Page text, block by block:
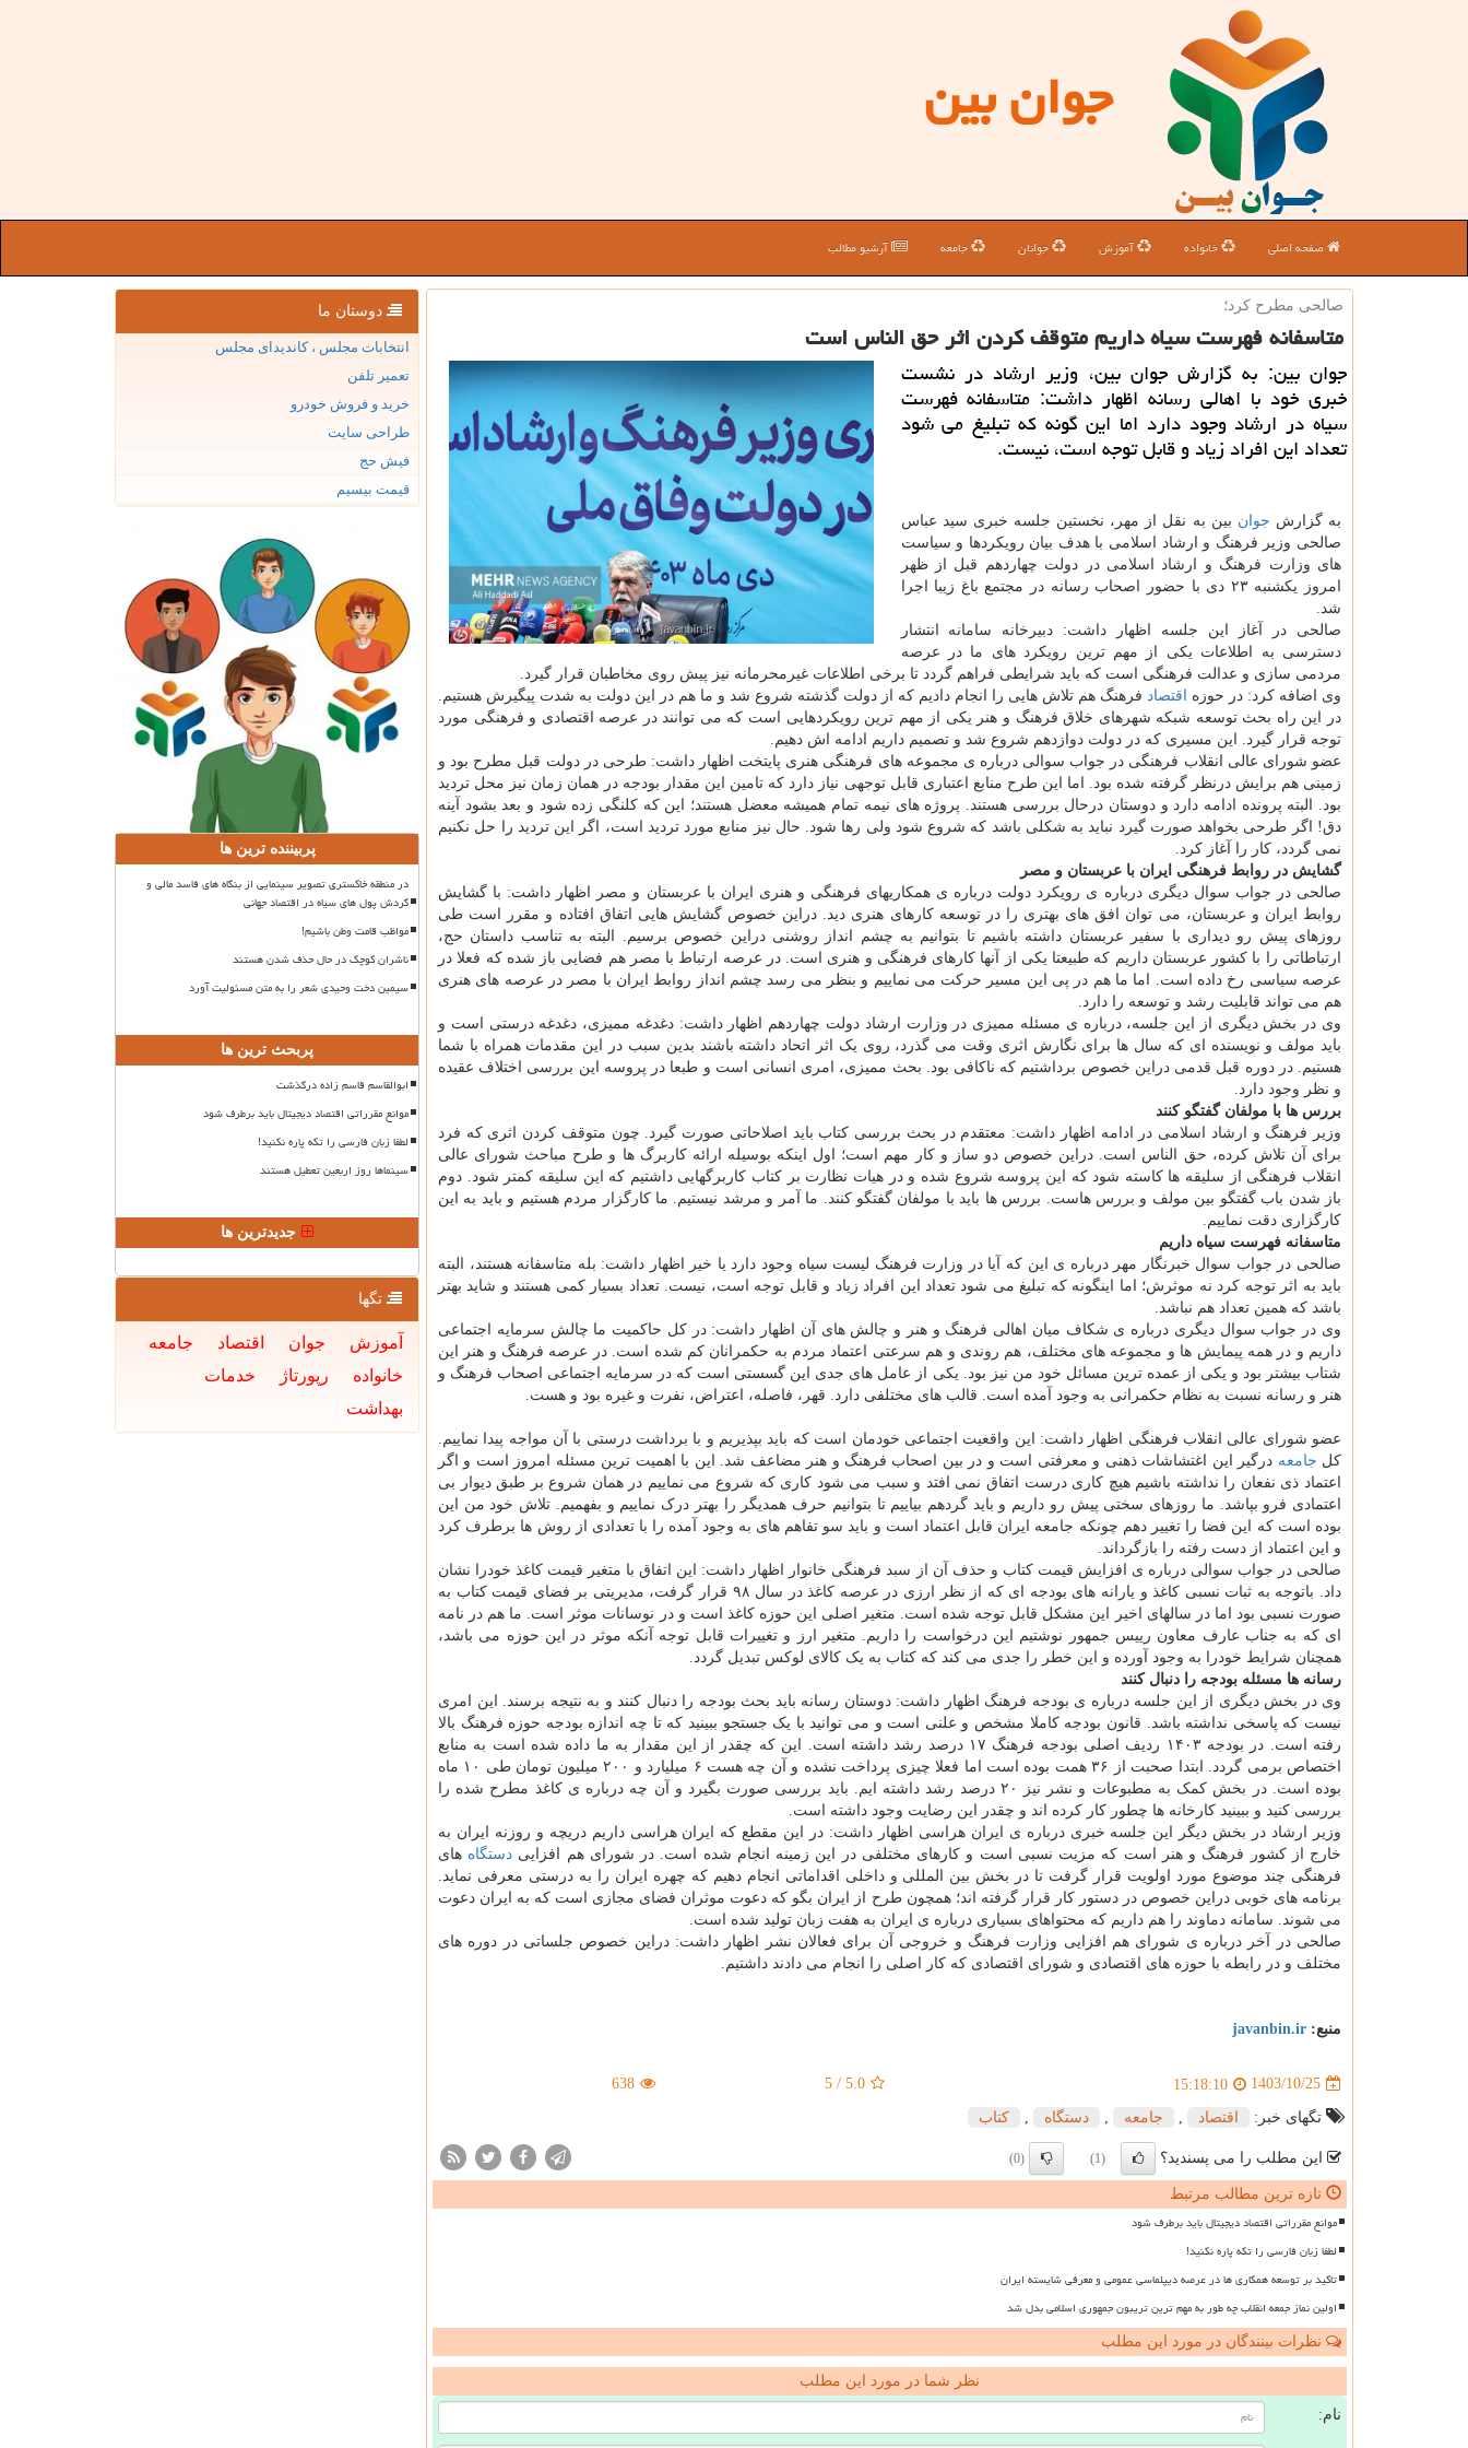
جوان بین
صفحه اصلی خانواده آموزش جوانان جامعه آرشیو مطالب
صالحی مطرح كرد؛
متاسفانه فهرست سیاه داریم متوقف کردن اثر حق الناس است
جوان بین: به گزارش جوان بین، وزیر ارشاد در نشست
خبری خود با اهالی رسانه اظهار داشت: متاسفانه فهرست
سیاه در ارشاد وجود دارد اما این گونه که تبلیغ می شود
تعداد این افراد زیاد و قابل توجه است، نیست.
به گزارش جوان بین به نقل از مهر، نخستین جلسه خبری سید عباس
صالحی وزیر فرهنگ و ارشاد اسلامی با هدف بیان رویکردها و سیاست
های وزارت فرهنگ و ارشاد اسلامی در دولت چهاردهم قبل از ظهر
امروز یکشنبه ۲۳ دی با حضور اصحاب رسانه در مجتمع باغ زیبا اجرا
شد.
صالحی در آغاز این جلسه اظهار داشت: دبیرخانه سامانه انتشار
دسترسی به اطلاعات یکی از مهم ترین رویکرد های ما در عرصه
مردمی سازی و عدالت فرهنگی است که باید شرایطی فراهم گردد تا برخی اطلاعات غیرمحرمانه نیز پیش روی مخاطبان قرار گیرد.
وی اضافه کرد: در حوزه
اقتصاد فرهنگ هم تلاش هایی را انجام دادیم که از دولت گذشته شروع شد و ما هم در این دولت به شدت پیگیرش هستیم.
در این راه بحث توسعه شبکه شهرهای خلاق فرهنگ و هنر یکی از مهم ترین رویکردهایی است که می توانند در عرصه اقتصادی و فرهنگی مورد
توجه قرار گیرد. این مسیری که در دولت دوازدهم شروع شد و تصمیم داریم ادامه اش دهیم.
عضو شورای عالی انقلاب فرهنگی در جواب سوالی درباره ی مجموعه های فرهنگی هنری پایتخت اظهار داشت: طرحی در دولت قبل مطرح بود و
زمینی هم برایش درنظر گرفته شده بود. اما این طرح منابع اعتباری قابل توجهی نیاز دارد که تامین این مقدار بودجه در همان زمان نیز محل تردید
بود. البته پرونده ادامه دارد و دوستان درحال بررسی هستند. پروژه های نیمه تمام همیشه معضل هستند؛ این که کلنگی زده شود و بعد بشود آینه
دق! اگر طرحی بخواهد صورت گیرد نباید به شکلی باشد که شروع شود ولی رها شود. حال نیز منابع مورد تردید است، اگر این تردید را حل نکنیم
نمی گردد، کار را آغاز کرد.
گشایش در روابط فرهنگی ایران با عربستان و مصر
صالحی در جواب سوال دیگری درباره ی رویکرد دولت درباره ی همکاریهای فرهنگی و هنری ایران با عربستان و مصر اظهار داشت: با گشایش
روابط ایران و عربستان، می توان افق های بهتری را در توسعه کارهای هنری دید. دراین خصوص گشایش هایی اتفاق افتاده و مقرر است طی
روزهای پیش رو دیداری با سفیر عربستان داشته باشیم تا بتوانیم به چشم انداز روشنی دراین خصوص برسیم. البته به تناسب داستان حج،
ارتباطاتی را با کشور عربستان داریم که طبیعتا یکی از آنها کارهای فرهنگی و هنری است. در عرصه ارتباط با مصر هم فضایی باز شده که فعلا در
عرصه سیاسی رخ داده است. اما ما هم در پی این مسیر حرکت می نماییم و بنظر می رسد چشم انداز روابط ایران با مصر در عرصه های هنری
هم می تواند قابلیت رشد و توسعه را دارد.
وی در بخش دیگری از این جلسه، درباره ی مسئله ممیزی در وزارت ارشاد دولت چهاردهم اظهار داشت: دغدغه ممیزی، دغدغه درستی است و
باید مولف و نویسنده ای که سال ها برای نگارش اثری وقت می گذرد، روی یک اثر اتحاد داشته باشند بدین سبب در این مقدمات همراه با شما
هستیم. در دوره قبل قدمی دراین خصوص برداشتیم که ناکافی بود. بحث ممیزی، امری انسانی است و طبعا در پروسه این بررسی اختلاف عقیده
و نظر وجود دارد.
بررس ها با مولفان گفتگو کنند
وزیر فرهنگ و ارشاد اسلامی در ادامه اظهار داشت: معتقدم در بحث بررسی کتاب باید اصلاحاتی صورت گیرد. چون متوقف کردن اثری که فرد
برای آن تلاش کرده، حق الناس است. دراین خصوص دو ساز و کار مهم است؛ اول اینکه بوسیله ارائه کاربرگ ها و طرح مباحث شورای عالی
انقلاب فرهنگی از سلیقه ها کاسته شود که این پروسه شروع شده و در هیات نظارت بر کتاب کاربرگهایی داشتیم که این سلیقه کمتر شود. دوم
باز شدن باب گفتگو بین مولف و بررس هاست. بررس ها باید با مولفان گفتگو کنند. ما آمر و مرشد نیستیم. ما کارگزار مردم هستیم و باید به این
کارگزاری دقت نماییم.
متاسفانه فهرست سیاه داریم
صالحی در جواب سوال خبرنگار مهر درباره ی این که آیا در وزارت فرهنگ لیست سیاه وجود دارد یا خیر اظهار داشت: بله متاسفانه هستند، البته
باید به اثر توجه کرد نه موثرش؛ اما اینگونه که تبلیغ می شود تعداد این افراد زیاد و قابل توجه است، نیست. تعداد بسیار کمی هستند و شاید بهتر
باشد که همین تعداد هم نباشد.
وی در جواب سوال دیگری درباره ی شکاف میان اهالی فرهنگ و هنر و چالش های آن اظهار داشت: در کل حاکمیت ما چالش سرمایه اجتماعی
داریم و در همه پیمایش ها و مجموعه های مختلف، هم روندی و هم سرعتی اعتماد مردم به حکمرانان کم شده است. در عرصه فرهنگ و هنر این
شتاب بیشتر بود و یکی از عمده ترین مسائل خود من نیز بود. یکی از عامل های جدی این گسستی است که در سرمایه اجتماعی اصحاب فرهنگ و
هنر و رسانه نسبت به نظام حکمرانی به وجود آمده است. قالب های مختلفی دارد. قهر، فاصله، اعتراض، نفرت و غیره بود و هست.
عضو شورای عالی انقلاب فرهنگی اظهار داشت: این واقعیت اجتماعی خودمان است که باید بپذیریم و با برداشت درستی با آن مواجه پیدا نماییم.
کل جامعه درگیر این اغتشاشات ذهنی و معرفتی است و در بین اصحاب فرهنگ و هنر مضاعف شد. این با اهمیت ترین مسئله امروز است و اگر
اعتماد ذی نفعان را نداشته باشیم هیچ کاری درست اتفاق نمی افتد و سبب می شود کاری که شروع می نماییم در همان شروع بر طبق دیوار بی
اعتمادی فرو بپاشد. ما روزهای سختی پیش رو داریم و باید گردهم بیاییم تا بتوانیم حرف همدیگر را بهتر درک نماییم و بفهمیم. تلاش خود من این
بوده است که این فضا را تغییر دهم چونکه جامعه ایران قابل اعتماد است و باید سو تفاهم های به وجود آمده را با تعدادی از روش ها برطرف کرد
و این اعتماد از دست رفته را بازگرداند.
صالحی در جواب سوالی درباره ی افزایش قیمت کتاب و حذف آن از سبد فرهنگی خانوار اظهار داشت: این اتفاق با متغیر قیمت کاغذ خودرا نشان
داد. باتوجه به ثبات نسبی کاغذ و یارانه های بودجه ای که از نظر ارزی در عرصه کاغذ در سال ۹۸ قرار گرفت، مدیریتی بر فضای قیمت کتاب به
صورت نسبی بود اما در سالهای اخیر این مشکل قابل توجه شده است. متغیر اصلی این حوزه کاغذ است و در نوسانات موثر است. ما هم در نامه
ای که به جناب عارف معاون رییس جمهور نوشتیم این درخواست را داریم. متغیر ارز و تغییرات قابل توجه آنکه موثر در این حوزه می باشد،
همچنان شرایط خودرا به وجود آورده و این خطر را جدی می کند که کتاب به یک کالای لوکس تبدیل گردد.
رسانه ها مسئله بودجه را دنبال کنند
وی در بخش دیگری از این جلسه درباره ی بودجه فرهنگ اظهار داشت: دوستان رسانه باید بحث بودجه را دنبال کنند و به نتیجه برسند. این امری
نیست که پاسخی نداشته باشد. قانون بودجه کاملا مشخص و علنی است و می توانید با یک جستجو ببینید که تا چه اندازه بودجه حوزه فرهنگ بالا
رفته است. در بودجه ۱۴۰۳ ردیف اصلی بودجه فرهنگ ۱۷ درصد رشد داشته است. این که چقدر از این مقدار به ما داده شده است به منابع
اختصاص برمی گردد. ابتدا صحبت از ۳۶ همت بوده است اما فعلا چیزی پرداخت نشده و آن چه هست ۶ میلیارد و ۲۰۰ میلیون تومان طی ۱۰ ماه
بوده است. در بخش کمک به مطبوعات و نشر نیز ۲۰ درصد رشد داشته ایم. باید بررسی صورت بگیرد و آن چه درباره ی کاغذ مطرح شده را
بررسی کنید و ببینید کارخانه ها چطور کار کرده اند و چقدر این رضایت وجود داشته است.
وزیر ارشاد در بخش دیگر این جلسه خبری درباره ی ایران هراسی اظهار داشت: در این مقطع که ایران هراسی داریم دریچه و روزنه ایران به
خارج از کشور فرهنگ و هنر است که مزیت نسبی است و کارهای مختلفی در این زمینه انجام شده است. در شورای هم افزایی دستگاه های
فرهنگی چند موضوع مورد اولویت قرار گرفت تا در بخش بین المللی و داخلی اقداماتی انجام دهیم که چهره ایران را به درستی معرفی نماید.
برنامه های خوبی دراین خصوص در دستور کار قرار گرفته اند؛ همچون طرح از ایران بگو که دعوت موثران فضای مجازی است که به ایران دعوت
می شوند. سامانه دماوند را هم داریم که محتواهای بسیاری درباره ی ایران به هفت زبان تولید شده است.
صالحی در آخر درباره ی شورای هم افزایی وزارت فرهنگ و خروجی آن برای فعالان نشر اظهار داشت: دراین خصوص جلساتی در دوره های
مختلف و در رابطه با حوزه های اقتصادی و شورای اقتصادی که کار اصلی را انجام می دادند داشتیم.
منبع: javanbin.ir
1403/10/25
15:18:10
5.0
/
5
638
تگهای خبر: اقتصاد جامعه دستگاه كتاب
این مطلب را می پسندید؟ (1)
(0)
تازه ترین مطالب مرتبط
موانع مقرراتی اقتصاد دیجیتال باید برطرف شود
لطفا زبان فارسی را تکه پاره نکنید!
تاکید بر توسعه همکاری ها در عرصه دیپلماسی عمومی و معرفی شایسته ایران
اولین نماز جمعه انقلاب چه طور به مهم ترین تریبون جمهوری اسلامی بدل شد
نظرات بینندگان در مورد این مطلب
نظر شما در مورد این مطلب
نام:
دوستان ما
انتخابات مجلس ، کاندیدای مجلس
تعمیر تلفن
خرید و فروش خودرو
طراحی سایت
فیش حج
قیمت بیسیم
پربیننده ترین ها
در منطقه خاکستری تصویر سینمایی از بنگاه های فاسد مالی و
گردش پول های سیاه در اقتصاد جهانی
مواظب قامت وطن باشیم!
ناشران کوچک در حال حذف شدن هستند
سیمین دخت وحیدی شعر را به متن مسئولیت آورد
پربحث ترین ها
ابوالقاسم قاسم زاده درگذشت
موانع مقرراتی اقتصاد دیجیتال باید برطرف شود
لطفا زبان فارسی را تکه پاره نکنید!
سینماها روز اربعین تعطیل هستند
جدیدترین ها
تگها
آموزش جوان اقتصاد
جامعه
خانواده
رپورتاژ
خدمات
بهداشت